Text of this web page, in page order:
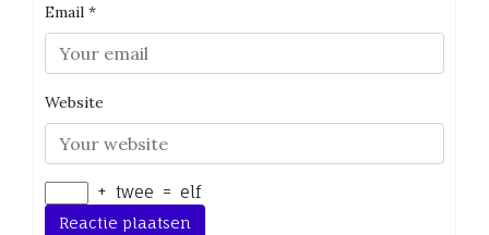
Email *
Website
+ twee = elf